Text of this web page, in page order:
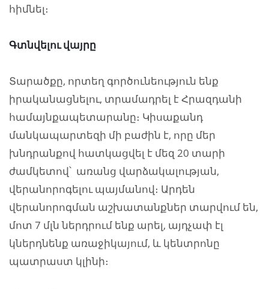
հիմնել։
Գտնվելու վայրը
Տարածքը, որտեղ գործունեություն ենք
իրականացնելու, տրամադրել է Հրազդանի
համայնքապետարանը։ Կիսաքանդ
մանկապարտեզի մի բաժին է, որը մեր
խնդրանքով հատկացվել է մեզ 20 տարի
ժամկետով՝ առանց վարձակալության,
վերանորոգելու պայմանով։ Արդեն
վերանորոգման աշխատանքներ տարվում են,
մոտ 7 մլն ներդրում ենք արել, այդչափ էլ
կներդնենք առաջիկայում, և կենտրոնը
պատրաստ կլինի։